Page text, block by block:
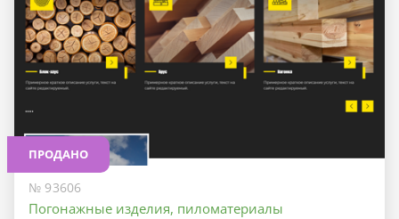
ПРОДАНО
№ 93606
Погонажные изделия, пиломатериалы